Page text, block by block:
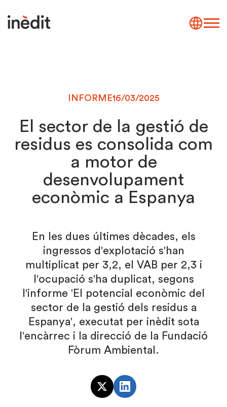
INFORME16/03/2025
El sector de la gestió de
residus es consolida com
a motor de
desenvolupament
econòmic a Espanya
En les dues últimes dècades, els
ingressos d'explotació s'han
multiplicat per 3,2, el VAB per 2,3 i
l'ocupació s'ha duplicat, segons
l'informe 'El potencial econòmic del
sector de la gestió dels residus a
Espanya', executat per inèdit sota
l'encàrrec i la direcció de la Fundació
Fòrum Ambiental.